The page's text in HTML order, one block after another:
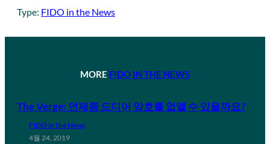
Type: FIDO in the News
MORE FIDO IN THE NEWS
The Verge: 언제쯤 드디어 암호를 없앨 수 있을까요?
FIDO in the News
4월 24, 2019